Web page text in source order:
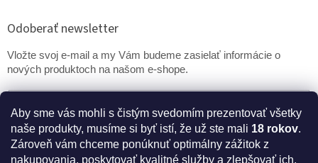
Aby sme vás mohli s čistým svedomím prezentovať všetky
naše produkty, musíme si byť istí, že už ste mali 18 rokov.
Zároveň vám chceme ponúknuť optimálny zážitok z
nakupovania, poskytovať kvalitné služby a zlepšovať ich,
Odoberať newsletter
Vložte svoj e-mail a my Vám budeme zasielať informácie o
nových produktoch na našom e-shope.
PRIHLÁSIŤ SA